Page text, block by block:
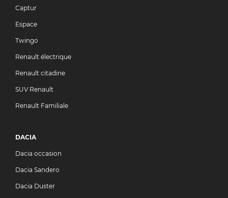
Captur
Espace
Twingo
Renault électrique
Renault citadine
SUV Renault
Renault Familiale
DACIA
Dacia occasion
Dacia Sandero
Dacia Duster